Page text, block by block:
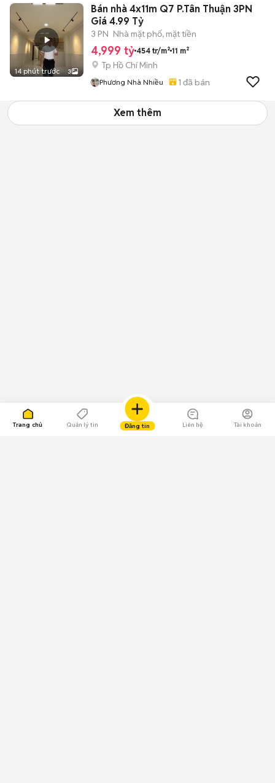
Trang chủ Quản lý tin Đăng tin Liên hệ Tài khoản
14 phút trước 3
Bán nhà 4x11m Q7 P.Tân Thuận 3PN
Giá 4.99 Tỷ
3 PN Nhà mặt phố, mặt tiền
4,999 tỷ 454 tr/m² 11 m²
Tp Hồ Chí Minh
Phương Nhà Nhiều 1 đã bán
Xem thêm